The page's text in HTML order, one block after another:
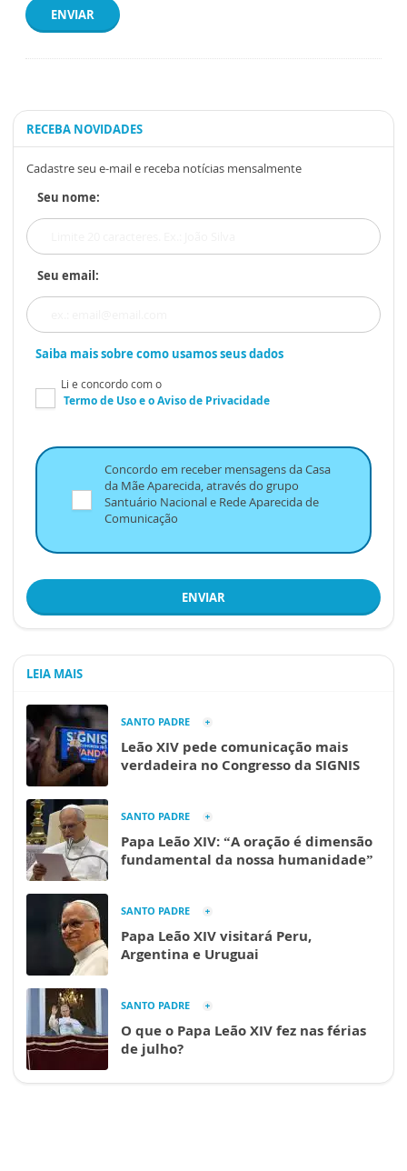
ENVIAR
RECEBA NOVIDADES
Cadastre seu e-mail e receba notícias mensalmente
Seu nome:
Seu email:
Saiba mais sobre como usamos seus dados
Li e concordo com o
Termo de Usoe oAviso de Privacidade
Concordo em receber mensagens da Casa
da Mãe Aparecida, através do grupo
Santuário Nacional e Rede Aparecida de
Comunicação
ENVIAR
LEIA MAIS
SANTO PADRE
Leão XIV pede comunicação mais
verdadeira no Congresso da SIGNIS
SANTO PADRE
Papa Leão XIV: “A oração é dimensão
fundamental da nossa humanidade”
SANTO PADRE
Papa Leão XIV visitará Peru,
Argentina e Uruguai
SANTO PADRE
O que o Papa Leão XIV fez nas férias
de julho?